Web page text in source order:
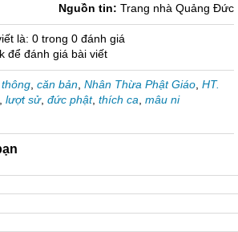
Nguồn tin: Trang nhà Quảng Đức
là: 0 trong 0 đánh giá
để đánh giá bài viết
căn bản Nhân Thừa Phật Giáo HT.
lượt sử, đức phật, thích ca mâu ni